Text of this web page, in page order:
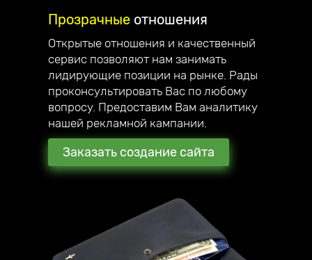
Делаемстильные сайты,
которые вас вдохновляют!
Приветствую, меня зовут Андрей
Юзефович, я руководитель компании
Unicode-Profi
Мы стараемся превзойти ожидания наших
своим знакомым и партнёрам.
С каждым клиентом общаюсь лично и
детально отвечаю на все вопросы.
Прозрачные отношения
Открытые отношения и качественный
сервис позволяют нам занимать
лидирующие позиции на рынке. Рады
проконсультировать Вас по любому
вопросу. Предоставим Вам аналитику
нашей рекламной кампании.
Заказать создание сайта